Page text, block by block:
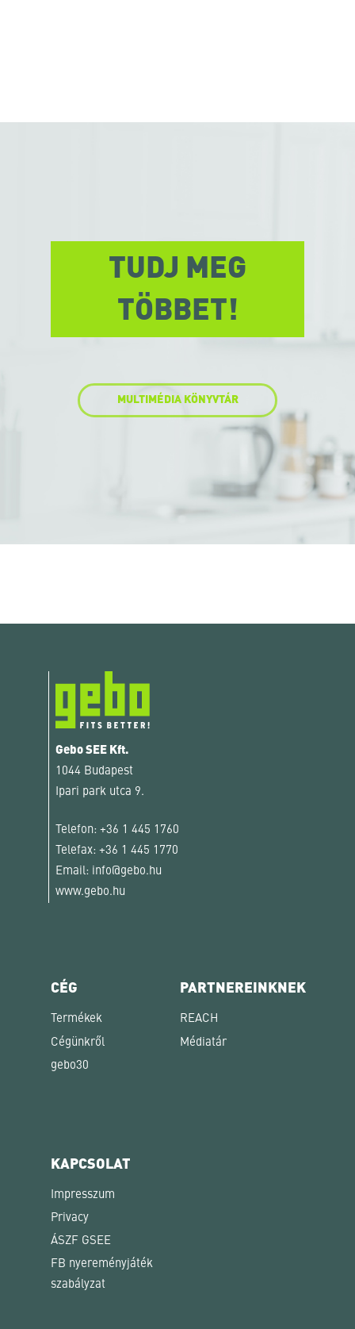
TUDJ MEG
TÖBBET!
MULTIMÉDIA KÖNYVTÁR
Gebo SEE Kft.
1044 Budapest
Ipari park utca 9.
Telefon: +36 1 445 1760
Telefax: +36 1 445 1770
Email: info@gebo.hu
www.gebo.hu
CÉG
Termékek
Cégünkről
gebo30
PARTNEREINKNEK
REACH
Médiatár
KAPCSOLAT
Impresszum
Privacy
ÁSZF GSEE
FB nyereményjáték
szabályzat